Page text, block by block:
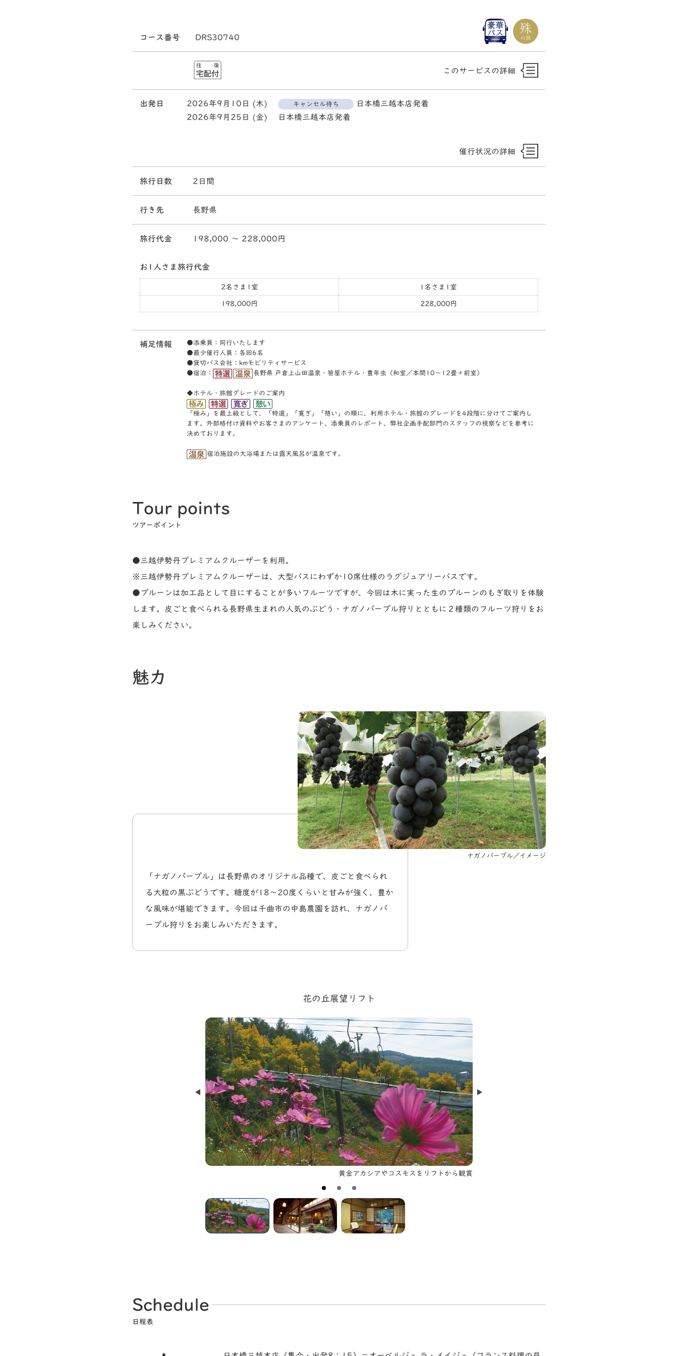
コース番号 DRS30740
このサービスの詳細
出発日 2026年9月10日 (木) キャンセル待ち
日本橋三越本店発着
2026年9月25日 (金)
日本橋三越本店発着
催行状況の詳細
旅行日数 2日間
行き先 長野県
旅行代金 198,000 〜 228,000円
お1人さま旅行代金
2名さま1室 1名さま1室
198,000円 228,000円
補足情報
●添乗員：同行いたします
●最少催行人員：各回6名
●貸切バス会社：kmモビリティサービス
●宿泊：
長野県 戸倉上山田温泉・笹屋ホテル・豊年虫（和室／本間10～12畳＋前室）
◆ホテル・旅館グレードのご案内
「極み」を最上級として、「特選」「寛ぎ」「憩い」の順に、利⽤ホテル・旅館のグレードを4段階に分けてご案内し
ます。外部格付け資料やお客さまのアンケート、添乗員のレポート、弊社企画⼿配部⾨のスタッフの視察などを参考に
決めております。
宿泊施設の大浴場または露天風呂が温泉です。
Tour points
ツアーポイント
●三越伊勢丹プレミアムクルーザーを利用。
※三越伊勢丹プレミアムクルーザーは、大型バスにわずか10席仕様のラグジュアリーバスです。
●プルーンは加工品として目にすることが多いフルーツですが、今回は木に実った生のプルーンのもぎ取りを体験
します。皮ごと食べられる長野県生まれの人気のぶどう・ナガノパープル狩りとともに２種類のフルーツ狩りをお
楽しみください。
魅力
「ナガノパープル」は長野県のオリジナル品種で、皮ごと食べられ
る大粒の黒ぶどうです。糖度が18～20度くらいと甘みが強く、豊か
な風味が堪能できます。今回は千曲市の中島農園を訪れ、ナガノパ
ープル狩りをお楽しみいただきます。
ナガノパープル／イメージ
花の丘展望リフト
黄金アカシアやコスモスをリフトから観賞
Prev Next
Schedule
日程表